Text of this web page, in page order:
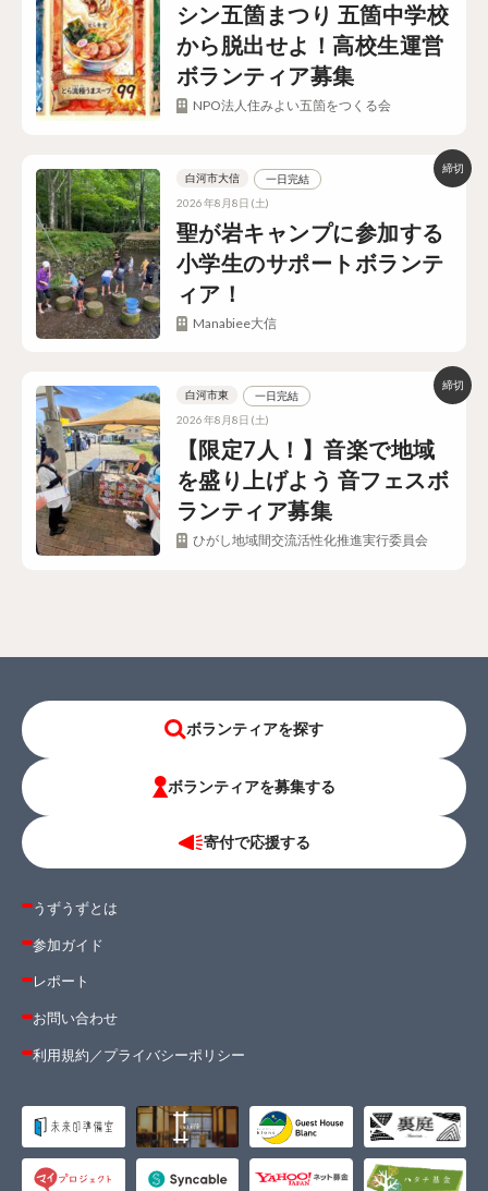
シン五箇まつり 五箇中学校
から脱出せよ！高校生運営
ボランティア募集
NPO法人住みよい五箇をつくる会
聖が岩キャンプに参加する
小学生のサポートボランテ
ィア！
白河市大信
一日完結
2026年8月8日(土)
Manabiee大信
【限定7人！】音楽で地域
を盛り上げよう 音フェスボ
ランティア募集
白河市東
一日完結
2026年8月8日(土)
ひがし地域間交流活性化推進実行委員会
ボランティアを探す
ボランティアを募集する
寄付で応援する
うずうずとは
参加ガイド
レポート
お問い合わせ
利用規約 ／プライバシーポリシー